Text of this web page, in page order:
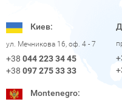
Киев:
ул. Мечникова 16, оф. 4 - 7
+38 044 223 34 45
+38 097 275 33 33
Montenegro: